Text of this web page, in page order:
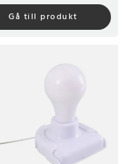
Gå till produkt